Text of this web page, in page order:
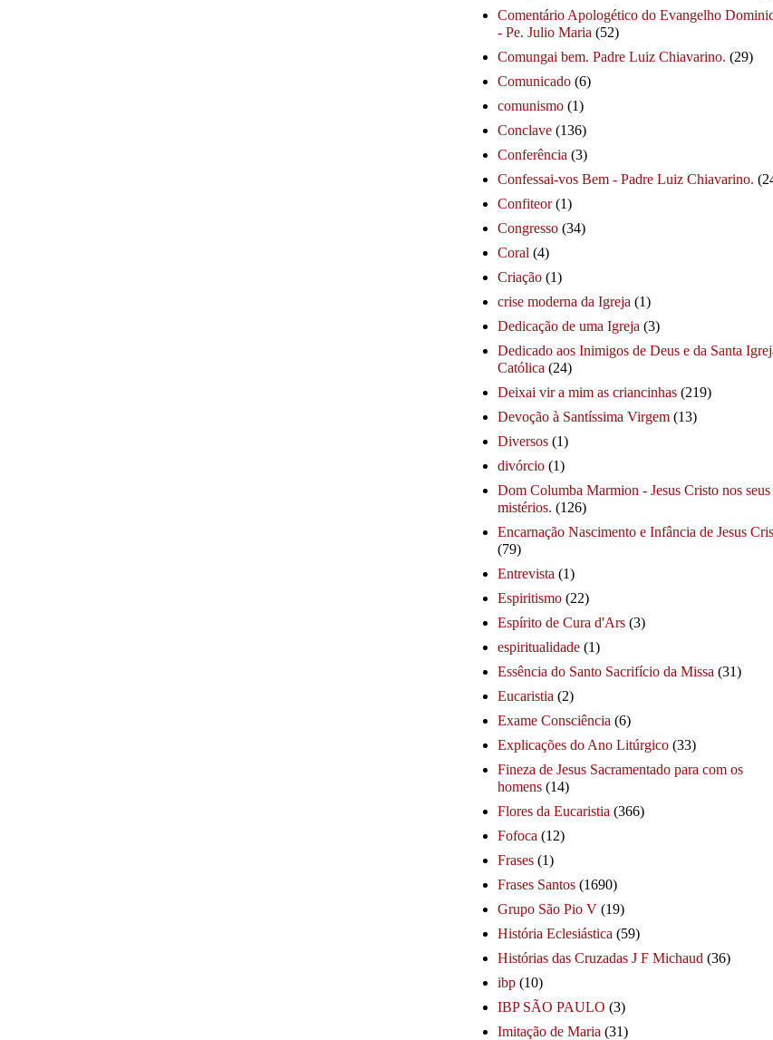
Comentário Apologético do Evangelho
- Pe. Julio Maria (52)
Comungai bem. Padre Luiz Chiavarino. (29)
Comunicado (6)
comunismo (1)
Conclave (136)
Conferência (3)
Confessai-vos Bem - Padre Luiz Chiavarino.
Confiteor (1)
Congresso (34)
Coral (4)
Criação (1)
crise moderna da Igreja (1)
Dedicação de uma Igreja (3)
Dedicado aos Inimigos de Deus e da Santa
Católica (24)
Deixai vir a mim as criancinhas (219)
Devoção à Santíssima Virgem (13)
Diversos (1)
divórcio (1)
Dom Columba Marmion - Jesus Cristo nos seus
mistérios. (126)
Encarnação Nascimento e Infância de Jesus
(79)
Entrevista (1)
Espiritismo (22)
Espírito de Cura d'Ars (3)
espiritualidade (1)
Essência do Santo Sacrifício da Missa (31)
Eucaristia (2)
Exame Consciência (6)
Explicações do Ano Litúrgico (33)
Fineza de Jesus Sacramentado para com os
homens (14)
Flores da Eucaristia (366)
Fofoca (12)
Frases (1)
Frases Santos (1690)
Grupo São Pio V (19)
História Eclesiástica (59)
Histórias das Cruzadas J F Michaud (36)
ibp (10)
IBP SÃO PAULO (3)
Imitação de Maria (31)